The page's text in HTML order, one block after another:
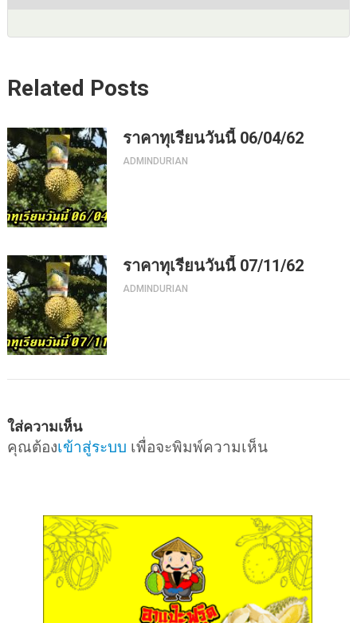
Related Posts
ราคาทุเรียนวันนี้ 06/04/62
ADMINDURIAN
ราคาทุเรียนวันนี้ 07/11/62
ADMINDURIAN
ใส่ความเห็น
คุณต้องเข้าสู่ระบบ เพื่อจะพิมพ์ความเห็น